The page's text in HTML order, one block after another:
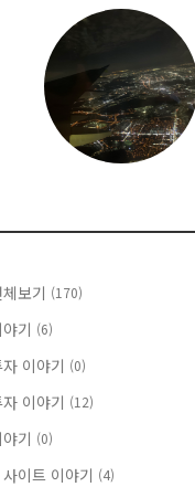
보기 (170)
기 (6)
이야기 (0)
이야기 (12)
기 (0)
이트 이야기 (4)